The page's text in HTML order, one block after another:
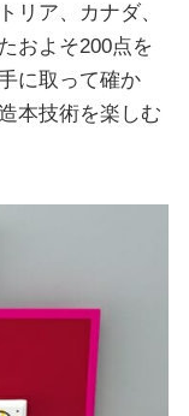
リア、カナダ、
およそ200点を
に取って確か
本技術を楽しむ